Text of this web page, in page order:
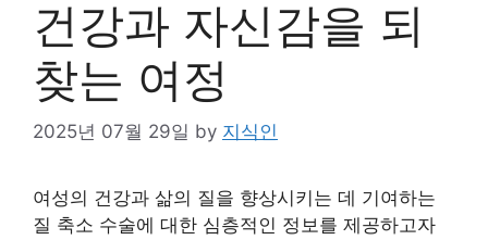
건강과 자신감을 되
찾는 여정
2025년 07월 29일 by 지식인
여성의 건강과 삶의 질을 향상시키는 데 기여하는
질 축소 수술에 대한 심층적인 정보를 제공하고자